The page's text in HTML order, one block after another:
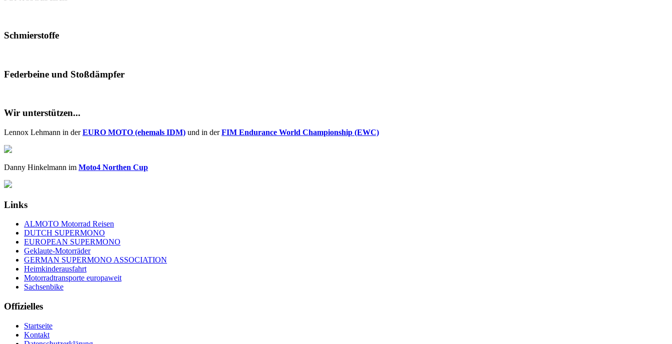
Schmierstoffe
Federbeine und Stoßdämpfer
Wir unterstützen...
Lennox Lehmann in derEURO MOTO (ehemals IDM) und in derFIM Endurance World Championship (EWC)
Danny Hinkelmann im Moto4 Northen Cup
Links
ALMOTO Motorrad Reisen
DUTCH SUPERMONO
EUROPEAN SUPERMONO
Geklaute-Motorräder
GERMAN SUPERMONO ASSOCIATION
Heimkinderausfahrt
Motorradtransporte europaweit
Sachsenbike
Offizielles
Startseite
Kontakt